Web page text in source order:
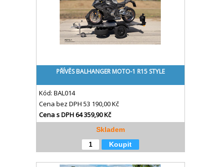
PŘÍVĚS BALHANGER MOTO-1 R15 STYLE
Kód: BAL014
Cena bez DPH 53 190,00 Kč
Cena s DPH64 359,90 Kč
Skladem
Koupit